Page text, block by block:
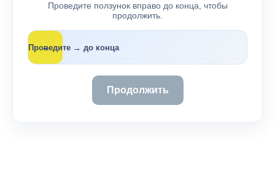
Проведите ползунок вправо до конца, чтобы
продолжить.
Проведите → до конца
→
Продолжить